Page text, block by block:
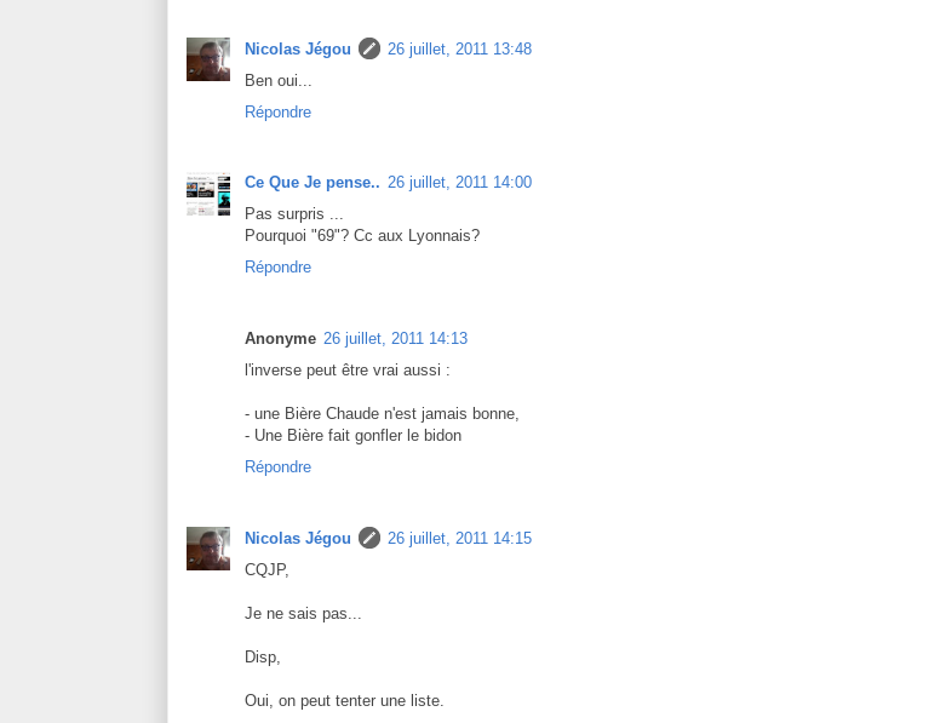
Nicolas Jégou
26 juillet, 2011 13:48
Ben oui...
Répondre
Ce Que Je pense.. 26 juillet, 2011 14:00
Pas surpris ...
Pourquoi "69"? Cc aux Lyonnais?
Répondre
Anonyme 26 juillet, 2011 14:13
l'inverse peut être vrai aussi :
- une Bière Chaude n'est jamais bonne,
- Une Bière fait gonfler le bidon
Répondre
Nicolas Jégou
26 juillet, 2011 14:15
CQJP,
Je ne sais pas...
Disp,
Oui, on peut tenter une liste.